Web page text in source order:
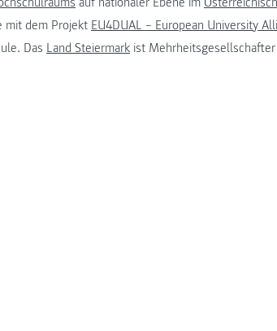
mit dem Projekt EU4DUAL – European University
Das Land Steiermark ist Mehrheitsgesellschafter